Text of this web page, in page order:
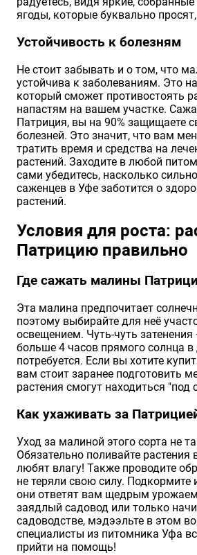
ягоды, которые буквально
Устойчивость к болезням
Не стоит забывать и о том, что
устойчива к заболеваниям. Это
который сможет противостоять
напастям на вашем участке.
Патриция, вы на 90% защищаете
болезней. Это значит, что вам
тратить время и средства на
растений. Заходите в любой
сами убедитесь, насколько
саженцев в Уфе заботится о
растений.
Условия для роста:
Патрицию правильно
Где сажать малины
Эта малина предпочитает
поэтому выбирайте для неё
освещением. Чуть-чуть
больше 4 часов прямого солнца в
потребуется. Если вы хотите
вам стоит заранее подготовить
растения смогут находиться "под
Как ухаживать за
Уход за малиной этого сорта не
Обязательно поливайте растения
любят влагу! Также проводите
не теряли свою силу. Подкормите
они ответят вам щедрым
заядлый садовод или только
садоводстве, мэдээльте в этом
специалисты из питомника Уфа
прийти на помощь!